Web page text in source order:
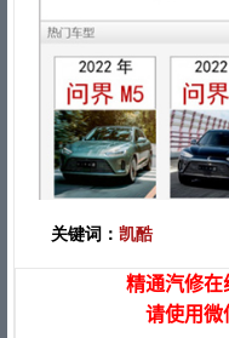
关键词： 凯酷